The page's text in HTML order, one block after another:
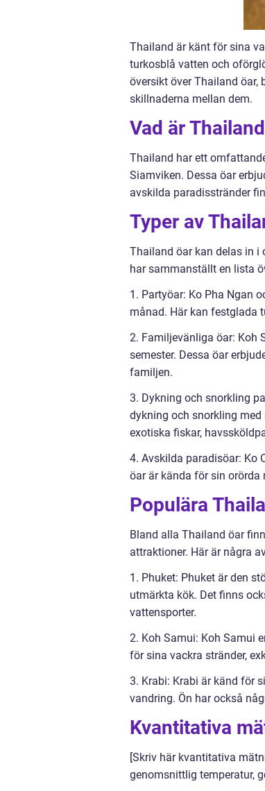
Thailand är känt för sina
turkosblå vatten och
översikt över Thailand öar,
skillnaderna mellan dem.
Vad är
Thailand har ett
Siamviken. Dessa öar
avskilda paradisstränder
Typer av
Thailand öar kan delas in i
har sammanställt en lista
1. Partyöar: Ko Pha Ngan
månad. Här kan festglada
2. Familjevänliga öar: Koh
semester. Dessa öar
familjen.
3. Dykning och snorkling
dykning och snorkling
exotiska fiskar,
4. Avskilda paradisöar: Ko
öar är kända för sin
Populära
Bland alla Thailand öar
attraktioner. Här är några
1. Phuket: Phuket är den
utmärkta kök. Det finns
vattensporter.
2. Koh Samui: Koh Samui
för sina vackra stränder,
3. Krabi: Krabi är känd för
vandring. Ön har också
Kvantitativa
[Skriv här kvantitativa
genomsnittlig temperatur,